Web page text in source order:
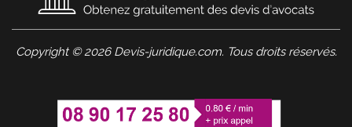
Copyright © 2026 Devis-juridique.com. Tous droits réservés.